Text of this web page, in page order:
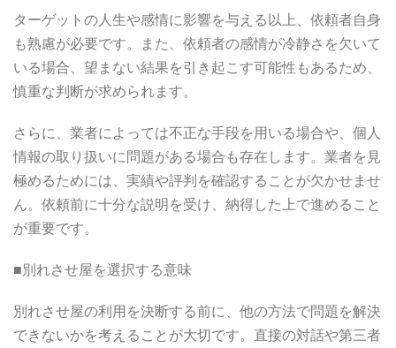
ターゲットの人生や感情に影響を与える以上、依頼者自身
も熟慮が必要です。また、依頼者の感情が冷静さを欠いて
いる場合、望まない結果を引き起こす可能性もあるため、
慎重な判断が求められます。
さらに、業者によっては不正な手段を用いる場合や、個人
情報の取り扱いに問題がある場合も存在します。業者を見
極めるためには、実績や評判を確認することが欠かせませ
ん。依頼前に十分な説明を受け、納得した上で進めること
が重要です。
■別れさせ屋を選択する意味
別れさせ屋の利用を決断する前に、他の方法で問題を解決
できないかを考えることが大切です。直接の対話や第三者